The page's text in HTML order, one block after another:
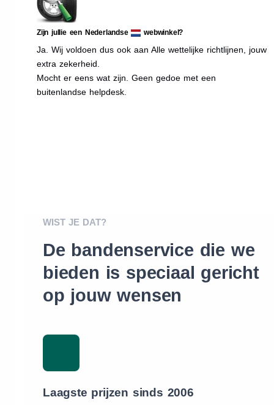
Zijn jullie een Nederlandse webwinkel?
Ja. Wij voldoen dus ook aan Alle wettelijke richtlijnen, jouw
extra zekerheid.
Mocht er eens wat zijn. Geen gedoe met een
buitenlandse helpdesk.
WIST JE DAT?
De bandenservice die we
bieden is speciaal gericht
op jouw wensen
Laagste prijzen sinds 2006